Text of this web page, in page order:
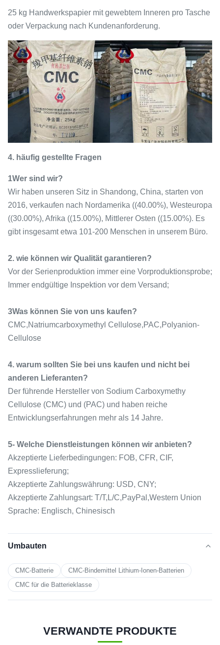
25 kg Handwerkspapier mit gewebtem Inneren pro Tasche
oder Verpackung nach Kundenanforderung.
4. häufig gestellte Fragen
1Wer sind wir?
Wir haben unseren Sitz in Shandong, China, starten von
2016, verkaufen nach Nordamerika ((40.00%), Westeuropa
((30.00%), Afrika ((15.00%), Mittlerer Osten ((15.00%). Es
gibt insgesamt etwa 101-200 Menschen in unserem Büro.
2. wie können wir Qualität garantieren?
Vor der Serienproduktion immer eine Vorproduktionsprobe;
Immer endgültige Inspektion vor dem Versand;
3Was können Sie von uns kaufen?
CMC,Natriumcarboxymethyl Cellulose,PAC,Polyanion-
Cellulose
4. warum sollten Sie bei uns kaufen und nicht bei
anderen Lieferanten?
Der führende Hersteller von Sodium Carboxymethy
Cellulose (CMC) und (PAC) und haben reiche
Entwicklungserfahrungen mehr als 14 Jahre.
5- Welche Dienstleistungen können wir anbieten?
Akzeptierte Lieferbedingungen: FOB, CFR, CIF,
Expresslieferung;
Akzeptierte Zahlungswährung: USD, CNY;
Akzeptierte Zahlungsart: T/T,L/C,PayPal,Western Union
Sprache: Englisch, Chinesisch
Umbauten
CMC-Batterie
CMC-Bindemittel Lithium-Ionen-Batterien
CMC für die Batterieklasse
VERWANDTE PRODUKTE